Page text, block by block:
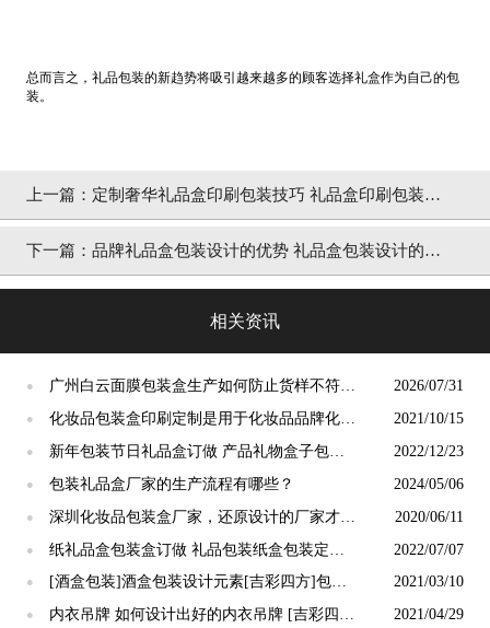
总而言之，礼品包装的新趋势将吸引越来越多的顾客选择礼盒作为自己的包
装。
上一篇： 定制奢华礼品盒印刷包装技巧 礼品盒印刷包装成
功秘诀[吉彩四方]
下一篇： 品牌礼品盒包装设计的优势 礼品盒包装设计的方
相关资讯
●
广州白云面膜包装盒生产如何防止货样不符？
2026年8月品控攻略
2026/07/31
●
化妆品包装盒印刷定制是用于化妆品品牌化的
营销工具之一 [吉彩四方]
2021/10/15
●
新年包装节日礼品盒订做 产品礼物盒子包装
盒定制[吉彩四方]
2022/12/23
● 包装礼品盒厂家的生产流程有哪些？ 2024/05/06
●
深圳化妆品包装盒厂家，还原设计的厂家才有
价值[吉彩四方]
2020/06/11
●
纸礼品盒包装盒订做 礼品包装纸盒包装定做
[吉彩四方]
2022/07/07
●
[酒盒包装]酒盒包装设计元素[吉彩四方]包装
盒定制厂商
2021/03/10
●
内衣吊牌 如何设计出好的内衣吊牌 [吉彩四
2021/04/29